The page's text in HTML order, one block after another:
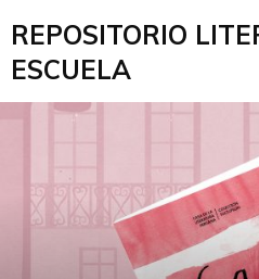
la
REPOSITORIO
ESCUELA